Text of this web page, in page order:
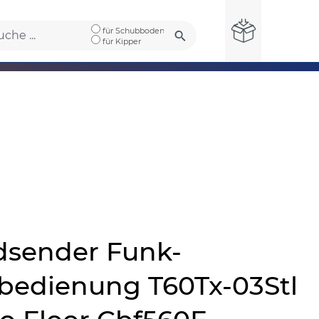
für Schubboden
für Kipper
Funk-
T60Tx-03Stl